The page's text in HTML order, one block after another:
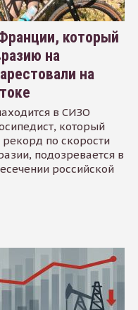
который
на
на
в СИЗО
который
рекорд по скорости
подозревается в
российской